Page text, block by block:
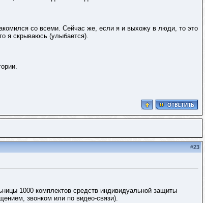
со всеми. Сейчас же, если я и выхожу в люди, то это
я скрываюсь (улыбается).
#23
1000 комплектов средств индивидуальной защиты
звонком или по видео-связи).